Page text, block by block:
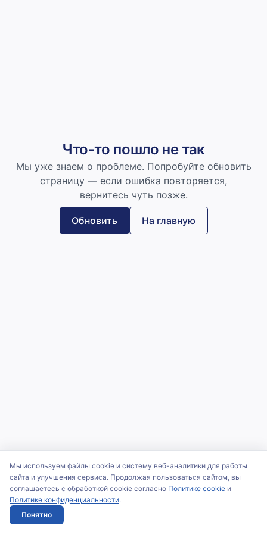
Что-то пошло не так
Мы уже знаем о проблеме. Попробуйте обновить
страницу — если ошибка повторяется,
вернитесь чуть позже.
Обновить На главную
Мы используем файлы cookie и систему веб-аналитики для работы
сайта и улучшения сервиса. Продолжая пользоваться сайтом, вы
соглашаетесь с обработкой cookie согласно Политике cookie и
Политике конфиденциальности.
Понятно